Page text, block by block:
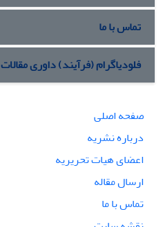
تماس با ما
فلودیاگرام (فرآیند) داوری مقالات
صفحه اصلی
درباره نشریه
اعضای هیات تحریریه
ارسال مقاله
تماس با ما